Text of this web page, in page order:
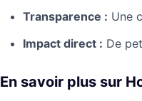
Transparence : Une
Impact direct : De
En savoir plus sur